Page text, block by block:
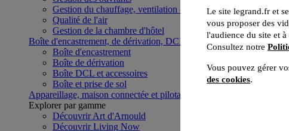
Gestion du chauffage, ventilation et climatisation
Qualité de l'air
Gestion de la chambre d'hôtel
Boîte d'encastrement, de dérivation, DCL et boîte de sol
Boîte d'encastrement
Boîte de dérivation
Boîte DCL et accessoires
Boîte et prise de sol
Appareillage, maison connectée et pilotage du bâtiment
Explorer par gamme
Découvrir Art d'Arnould
Découvrir Living Now
Le site legrand.fr et
vous proposer des
l'audience du site et
Consultez notre
Vous pouvez gérer
des cookies.